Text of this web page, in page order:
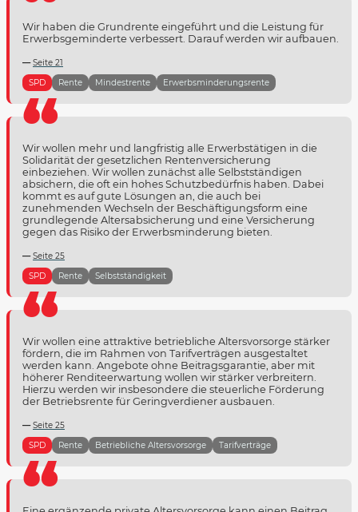
Wir haben die Grundrente eingeführt und die Leistung für
Erwerbsgeminderte verbessert. Darauf werden wir aufbauen.
Seite 21
SPD
Rente Mindestrente Erwerbsminderungsrente
Wir wollen mehr und langfristig alle Erwerbstätigen in die
Solidarität der gesetzlichen Rentenversicherung
einbeziehen. Wir wollen zunächst alle Selbstständigen
absichern, die oft ein hohes Schutzbedürfnis haben. Dabei
kommt es auf gute Lösungen an, die auch bei
zunehmenden Wechseln der Beschäftigungsform eine
grundlegende Altersabsicherung und eine Versicherung
gegen das Risiko der Erwerbsminderung bieten.
Seite 25
SPD
Rente Selbstständigkeit
Wir wollen eine attraktive betriebliche Altersvorsorge stärker
fördern, die im Rahmen von Tarifverträgen ausgestaltet
werden kann. Angebote ohne Beitragsgarantie, aber mit
höherer Renditeerwartung wollen wir stärker verbreitern.
Hierzu werden wir insbesondere die steuerliche Förderung
der Betriebsrente für Geringverdiener ausbauen.
Seite 25
SPD
Rente Betriebliche Altersvorsorge Tarifverträge